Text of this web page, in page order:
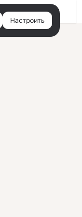
Войти
Настроить